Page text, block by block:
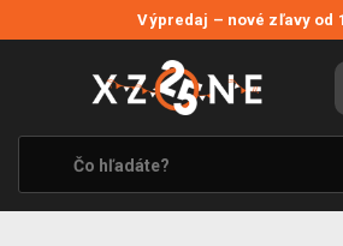
Výpredaj – nové zľavy od
VÝPREDAJ
VIDEOHRY
XZONE ORIGINALS
TEMATIKY